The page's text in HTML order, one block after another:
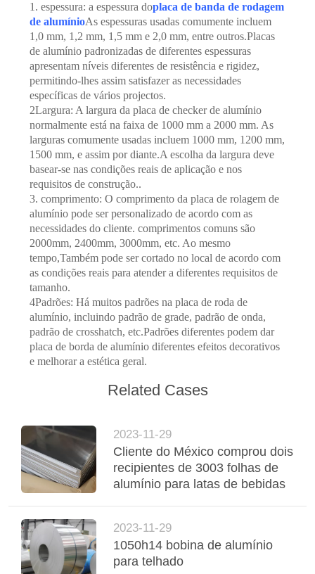
SOLICITE
UM
ORÇAMENTO
MAPA
DO
SITE
PRIVACY
POLICY
1. espessura: a espessura doplaca de banda de rodagem
de alumínioAs espessuras usadas comumente incluem
1,0 mm, 1,2 mm, 1,5 mm e 2,0 mm, entre outros.Placas
de alumínio padronizadas de diferentes espessuras
apresentam níveis diferentes de resistência e rigidez,
permitindo-lhes assim satisfazer as necessidades
específicas de vários projectos.
2Largura: A largura da placa de checker de alumínio
normalmente está na faixa de 1000 mm a 2000 mm. As
larguras comumente usadas incluem 1000 mm, 1200 mm,
1500 mm, e assim por diante.A escolha da largura deve
basear-se nas condições reais de aplicação e nos
requisitos de construção..
3. comprimento: O comprimento da placa de rolagem de
alumínio pode ser personalizado de acordo com as
necessidades do cliente. comprimentos comuns são
2000mm, 2400mm, 3000mm, etc. Ao mesmo
tempo,Também pode ser cortado no local de acordo com
as condições reais para atender a diferentes requisitos de
tamanho.
4Padrões: Há muitos padrões na placa de roda de
alumínio, incluindo padrão de grade, padrão de onda,
padrão de crosshatch, etc.Padrões diferentes podem dar
placa de borda de alumínio diferentes efeitos decorativos
e melhorar a estética geral.
Related Cases
2023-11-29
Cliente do México comprou dois
recipientes de 3003 folhas de
alumínio para latas de bebidas
2023-11-29
1050h14 bobina de alumínio
para telhado